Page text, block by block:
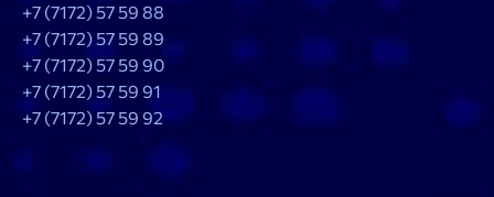
+7 (7172) 57 59 88
+7 (7172) 57 59 89
+7 (7172) 57 59 90
+7 (7172) 57 59 91
+7 (7172) 57 59 92